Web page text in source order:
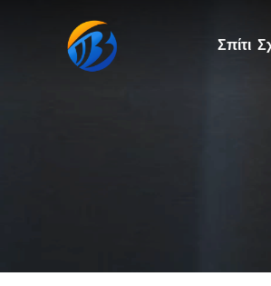
Σπίτι